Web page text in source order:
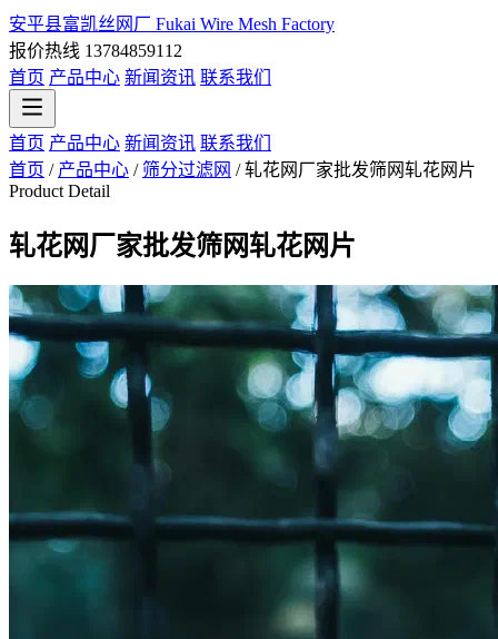
安平县富凯丝网厂 Fukai Wire Mesh Factory
报价热线 13784859112
首页 产品中心 新闻资讯 联系我们
首页 产品中心 新闻资讯 联系我们
首页 / 产品中心 / 筛分过滤网 /轧花网厂家批发筛网轧花网片
Product Detail
轧花网厂家批发筛网轧花网片